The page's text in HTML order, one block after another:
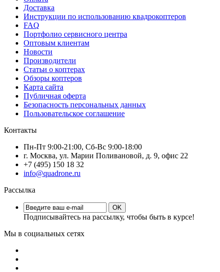
Доставка
Инструкции по использованию квадрокоптеров
FAQ
Портфолио сервисного центра
Оптовым клиентам
Новости
Производители
Статьи о коптерах
Обзоры коптеров
Карта сайта
Публичная оферта
Безопасность персональных данных
Пользовательское соглашение
Контакты
Пн-Пт 9:00-21:00, Сб-Вс 9:00-18:00
г. Москва, ул. Марии Поливановой, д. 9, офис 22
+7 (495) 150 18 32
info@quadrone.ru
Рассылка
OK
Подписывайтесь на рассылку, чтобы быть в курсе!
Мы в социальных сетях